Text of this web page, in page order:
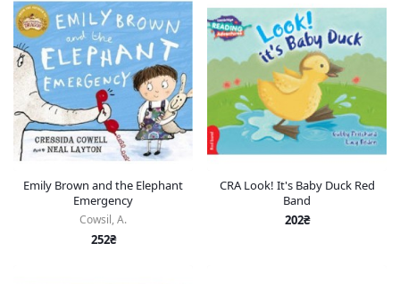
Emily Brown and the Elephant
Emergency
Cowsil, A.
252₴
CRA Look! It's Baby Duck Red
Band
202₴